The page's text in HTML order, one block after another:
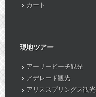
カート
現地ツアー
アーリービーチ観光
アデレード観光
アリススプリングス観光